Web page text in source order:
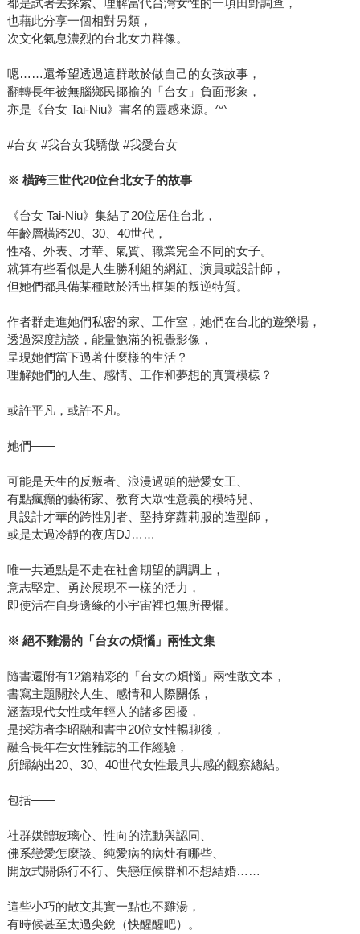
都是試著去探索、理解當代台灣女性的一項田野調查，
也藉此分享一個相對另類，
次文化氣息濃烈的台北女力群像。
嗯……還希望透過這群敢於做自己的女孩故事，
翻轉長年被無腦鄉民揶揄的「台女」負面形象，
亦是《台女 Tai-Niu》書名的靈感來源。^^
#台女 #我台女我驕傲 #我愛台女
※ 橫跨三世代20位台北女子的故事
《台女 Tai-Niu》集結了20位居住台北，
年齡層橫跨20、30、40世代，
性格、外表、才華、氣質、職業完全不同的女子。
就算有些看似是人生勝利組的網紅、演員或設計師，
但她們都具備某種敢於活出框架的叛逆特質。
作者群走進她們私密的家、工作室，她們在台北的遊樂場，
透過深度訪談，能量飽滿的視覺影像，
呈現她們當下過著什麼樣的生活？
理解她們的人生、感情、工作和夢想的真實模樣？
或許平凡，或許不凡。
她們——
可能是天生的反叛者、浪漫過頭的戀愛女王、
有點瘋癲的藝術家、教育大眾性意義的模特兒、
具設計才華的跨性別者、堅持穿蘿莉服的造型師，
或是太過冷靜的夜店DJ……
唯一共通點是不走在社會期望的調調上，
意志堅定、勇於展現不一樣的活力，
即使活在自身邊緣的小宇宙裡也無所畏懼。
※ 絕不雞湯的「台女の煩惱」兩性文集
隨書還附有12篇精彩的「台女の煩惱」兩性散文本，
書寫主題關於人生、感情和人際關係，
涵蓋現代女性或年輕人的諸多困擾，
是採訪者李昭融和書中20位女性暢聊後，
融合長年在女性雜誌的工作經驗，
所歸納出20、30、40世代女性最具共感的觀察總結。
包括——
社群媒體玻璃心、性向的流動與認同、
佛系戀愛怎麼談、純愛病的病灶有哪些、
開放式關係行不行、失戀症候群和不想結婚……
這些小巧的散文其實一點也不雞湯，
有時候甚至太過尖銳（快醒醒吧）。